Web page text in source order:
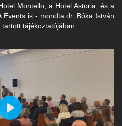
Montello, a Hotel Astoria, és a
Events is - mondta dr. Bóka István
tájékoztatójában.
Play